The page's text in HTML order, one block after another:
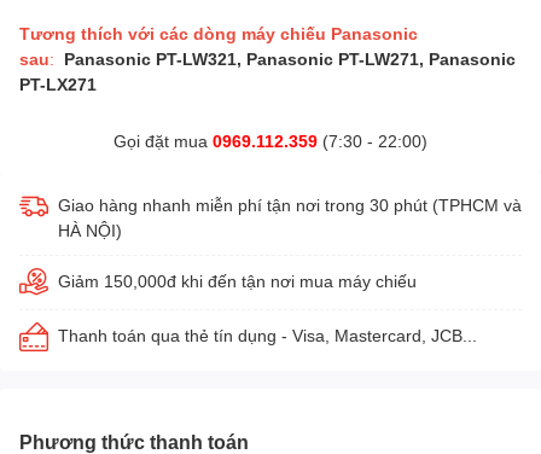
Tương thích với các dòng máy chiếu Panasonic
sau: Panasonic PT-LW321, Panasonic PT-LW271, Panasonic
PT-LX271
Gọi đặt mua 0969.112.359 (7:30 - 22:00)
Giao hàng nhanh miễn phí tận nơi trong 30 phút (TPHCM và
HÀ NỘI)
Giảm 150,000đ khi đến tận nơi mua máy chiếu
Thanh toán qua thẻ tín dụng - Visa, Mastercard, JCB...
Phương thức thanh toán